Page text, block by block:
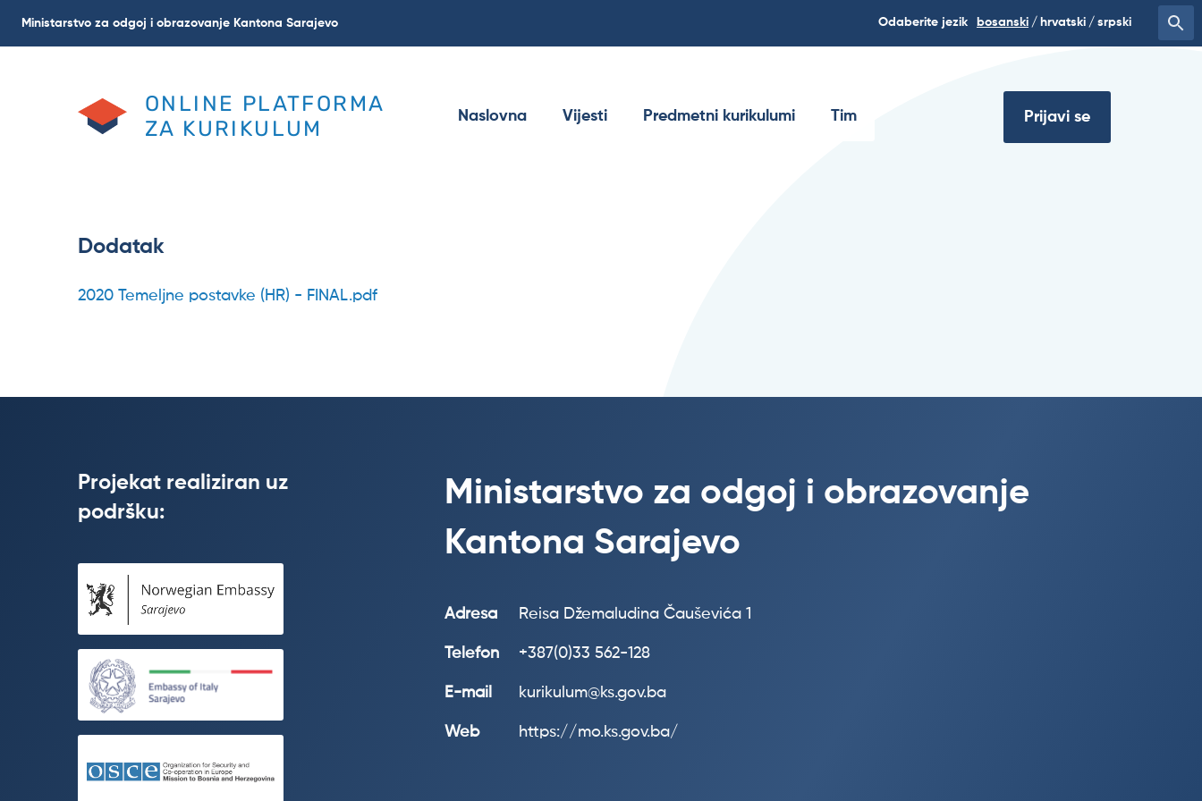
Ministarstvo za odgoj i obrazovanje Kantona Sarajevo Odaberite jezik bosanski hrvatski srpski
ONLINE PLATFORMA
ZA KURIKULUM
Naslovna Vijesti Predmetni kurikulumi Tim Prijavi se
Dodatak
2020 Temeljne postavke (HR) - FINAL.pdf
Projekat realiziran uz
podršku:
Ministarstvo za odgoj i obrazovanje
Kantona Sarajevo
Adresa Reisa Džemaludina Čauševića 1
Telefon +387(0)33 562-128
E-mail kurikulum@ks.gov.ba
Web https://mo.ks.gov.ba/